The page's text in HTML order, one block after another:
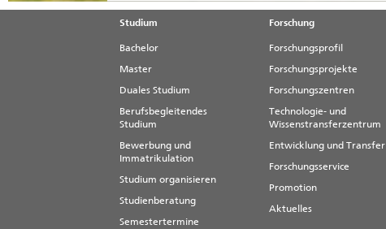
Studium
Bachelor
Master
Duales Studium
Berufsbegleitendes
Studium
Bewerbung und
Immatrikulation
Studium organisieren
Studienberatung
Semestertermine
Forschung
Forschungsprofil
Forschungsprojekte
Forschungszentren
Technologie- und
Wissenstransferzentrum
Entwicklung und Transfer
Forschungsservice
Promotion
Aktuelles